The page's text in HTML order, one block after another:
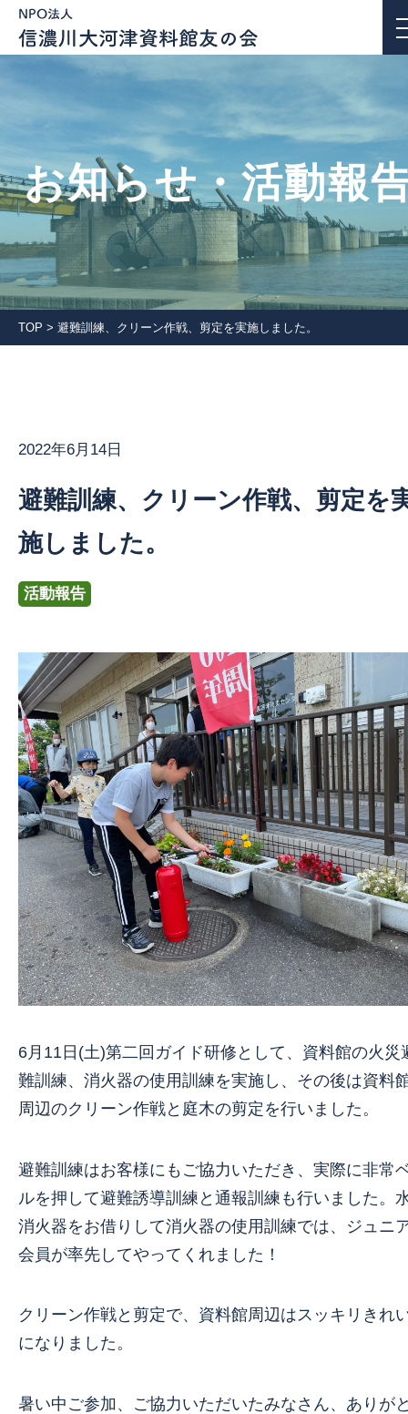
お知らせ・活動報告
私たちについて
活動紹介
団体会員一覧
入会案内
お問い合わせ
お知らせ・活動報
TOP > 避難訓練、クリーン作戦、剪定を実施しました。
2022年6月14日
避難訓練、クリーン作戦、剪定を
施しました。
活動報告
6月11日(土)第二回ガイド研修として、資料館の火災
難訓練、消火器の使用訓練を実施し、その後は資料
周辺のクリーン作戦と庭木の剪定を行いました。
避難訓練はお客様にもご協力いただき、実際に非常
ルを押して避難誘導訓練と通報訓練も行いました。
消火器をお借りして消火器の使用訓練では、ジュニ
会員が率先してやってくれました！
クリーン作戦と剪定で、資料館周辺はスッキリきれ
になりました。
暑い中ご参加、ご協力いただいたみなさん、ありが